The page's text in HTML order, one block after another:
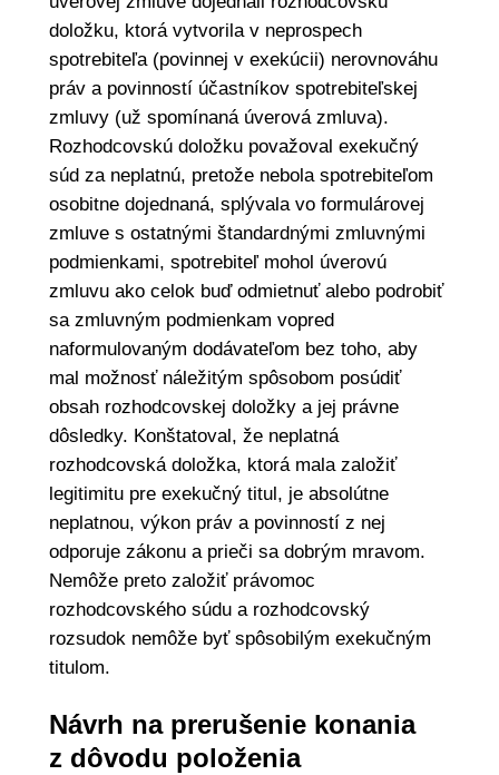
doložku, ktorá vytvorila v neprospech
spotrebiteľa (povinnej v exekúcii) nerovnováhu
práv a povinností účastníkov spotrebiteľskej
zmluvy (už spomínaná úverová zmluva).
Rozhodcovskú doložku považoval exekučný
súd za neplatnú, pretože nebola spotrebiteľom
osobitne dojednaná, splývala vo formulárovej
zmluve s ostatnými štandardnými zmluvnými
podmienkami, spotrebiteľ mohol úverovú
zmluvu ako celok buď odmietnuť alebo podrobiť
sa zmluvným podmienkam vopred
naformulovaným dodávateľom bez toho, aby
mal možnosť náležitým spôsobom posúdiť
obsah rozhodcovskej doložky a jej právne
dôsledky. Konštatoval, že neplatná
rozhodcovská doložka, ktorá mala založiť
legitimitu pre exekučný titul, je absolútne
neplatnou, výkon práv a povinností z nej
odporuje zákonu a prieči sa dobrým mravom.
Nemôže preto založiť právomoc
rozhodcovského súdu a rozhodcovský
rozsudok nemôže byť spôsobilým exekučným
titulom.
Návrh na prerušenie konania
z dôvodu položenia